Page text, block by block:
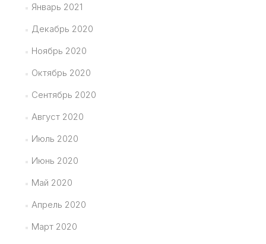
Январь 2021
Декабрь 2020
Ноябрь 2020
Октябрь 2020
Сентябрь 2020
Август 2020
Июль 2020
Июнь 2020
Май 2020
Апрель 2020
Март 2020